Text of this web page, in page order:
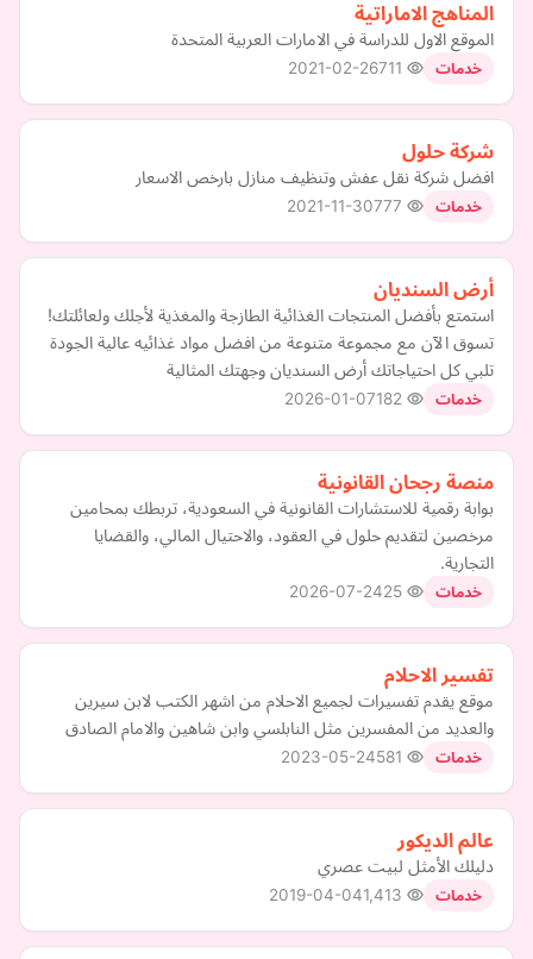
المناهج الاماراتية
الموقع الاول للدراسة في الامارات العربية المتحدة
خدمات 2021-02-26
شركة حلول
افضل شركة نقل عفش وتنظيف منازل بارخص الاسعار
خدمات 2021-11-30
أرض السنديان
استمتع بأفضل المنتجات الغذائية الطازجة والمغذية لأجلك ولعائلتك!
تسوق الآن مع مجموعة متنوعة من افضل مواد غذائيه عالية الجودة
تلبي كل احتياجاتك أرض السنديان وجهتك المثالية
خدمات 2026-01-07
منصة رجحان القانونية
بوابة رقمية للاستشارات القانونية في السعودية، تربطك بمحامين
مرخصين لتقديم حلول في العقود، والاحتيال المالي، والقضايا
التجارية.
خدمات 2026-07-24
تفسير الاحلام
موقع يقدم تفسيرات لجميع الاحلام من اشهر الكتب لابن سيرين
والعديد من المفسرين مثل النابلسي وابن شاهين والامام الصادق
خدمات 2023-05-24
عالم الديكور
دليلك الأمثل لبيت عصري
خدمات 2019-04-04